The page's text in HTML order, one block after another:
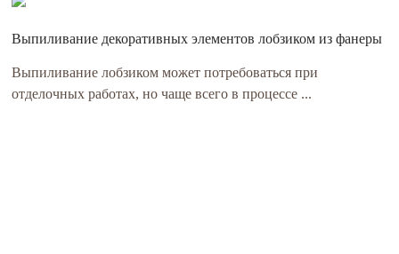
Выпиливание декоративных элементов лобзиком из фанеры
Выпиливание лобзиком может потребоваться при
отделочных работах, но чаще всего в процессе ...